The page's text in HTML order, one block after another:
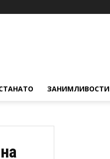
ЗАНИМЛИВОСТИ